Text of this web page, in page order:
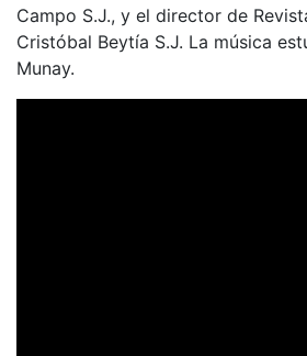
Campo S.J., y el director de
Cristóbal Beytía S.J. La música
Munay.